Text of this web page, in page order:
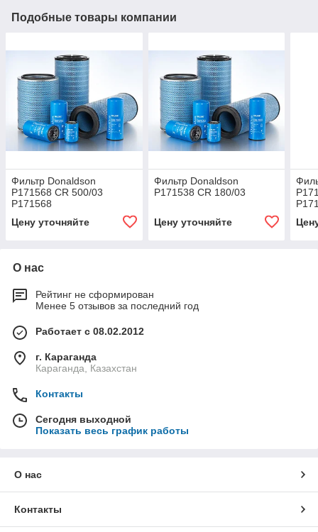
Подобные товары компании
Фильтр Donaldson
P171568 CR 500/03
P171568
Цену уточняйте
Фильтр Donaldson
P171538 CR 180/03
Цену уточняйте
О нас
Рейтинг не сформирован
Менее 5 отзывов за последний год
Работает с 08.02.2012
г. Караганда
Караганда, Казахстан
Контакты
Сегодня выходной
Показать весь график работы
О нас
Контакты